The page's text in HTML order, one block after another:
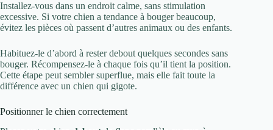
Installez-vous dans un endroit calme, sans stimulation
excessive. Si votre chien a tendance à bouger beaucoup,
évitez les pièces où passent d’autres animaux ou des enfants.
Habituez-le d’abord à rester debout quelques secondes sans
bouger. Récompensez-le à chaque fois qu’il tient la position.
Cette étape peut sembler superflue, mais elle fait toute la
différence avec un chien qui gigote.
Positionner le chien correctement